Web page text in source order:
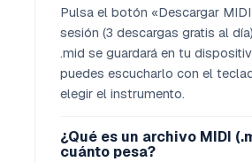
Pulsa el botón «Descargar
sesión (3 descargas gratis al
.mid se guardará en tu
puedes escucharlo con el
elegir el instrumento.
¿Qué es un archivo MIDI
cuánto pesa?